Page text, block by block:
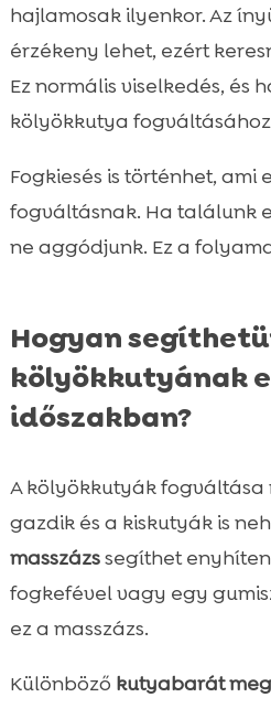
hajlamosak ilyenkor. Az
érzékeny lehet, ezért
Ez normális viselkedés, és
kölyökkutya
Fogkiesés is történhet, ami
fogváltásnak. Ha találunk
ne aggódjunk. Ez a
Hogyan
kölyökkutyának
időszakban?
A kölyökkutyák fogváltása
gazdik és a kiskutyák is
masszázssegíthet
fogkefével vagy egy
ez a masszázs.
Különböző kutyabarát